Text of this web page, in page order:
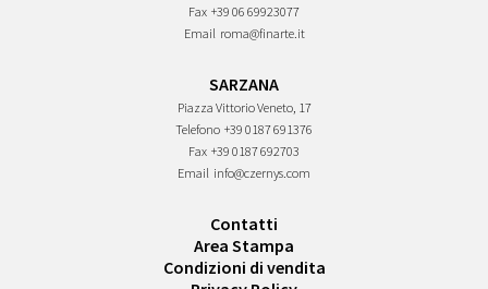
Fax +39 06 69923077
Email roma@finarte.it
SARZANA
Piazza Vittorio Veneto, 17
Telefono +39 0187 691376
Fax +39 0187 692703
Email info@czernys.com
Contatti
Area Stampa
Condizioni di vendita